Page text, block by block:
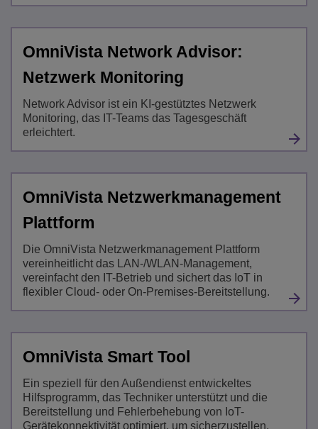
OmniVista Network Advisor:
Netzwerk Monitoring
Network Advisor ist ein KI-gestütztes Netzwerk
Monitoring, das IT-Teams das Tagesgeschäft
erleichtert.
OmniVista Netzwerkmanagement
Plattform
Die OmniVista Netzwerkmanagement Plattform
vereinheitlicht das LAN-/WLAN-Management,
vereinfacht den IT-Betrieb und sichert das IoT in
flexibler Cloud- oder On-Premises-Bereitstellung.
OmniVista Smart Tool
Ein speziell für den Außendienst entwickeltes
Hilfsprogramm, das Techniker unterstützt und die
Bereitstellung und Fehlerbehebung von IoT-
Gerätekonnektivität optimiert, um sicherzustellen,